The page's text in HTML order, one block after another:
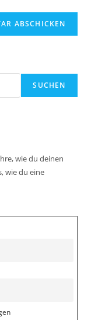
SUCHEN
wie du deinen
wie du eine